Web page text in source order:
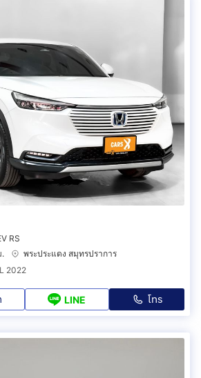
RS
.
พระประแดง สมุทรปราการ
2022
LINE โทร